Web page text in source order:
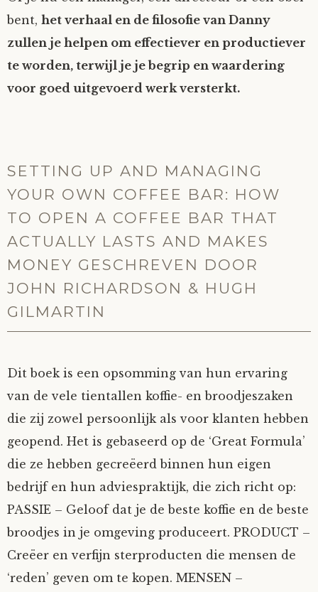
bent, het verhaal en de filosofie van Danny
zullen je helpen om effectiever en productiever
te worden, terwijl je je begrip en waardering
voor goed uitgevoerd werk versterkt.
SETTING UP AND MANAGING
YOUR OWN COFFEE BAR: HOW
TO OPEN A COFFEE BAR THAT
ACTUALLY LASTS AND MAKES
MONEY GESCHREVEN DOOR
JOHN RICHARDSON & HUGH
GILMARTIN
Dit boek is een opsomming van hun ervaring
van de vele tientallen koffie- en broodjeszaken
die zij zowel persoonlijk als voor klanten hebben
geopend. Het is gebaseerd op de ‘Great Formula’
die ze hebben gecreëerd binnen hun eigen
bedrijf en hun adviespraktijk, die zich richt op:
PASSIE – Geloof dat je de beste koffie en de beste
broodjes in je omgeving produceert. PRODUCT –
Creëer en verfijn sterproducten die mensen de
‘reden’ geven om te kopen. MENSEN –